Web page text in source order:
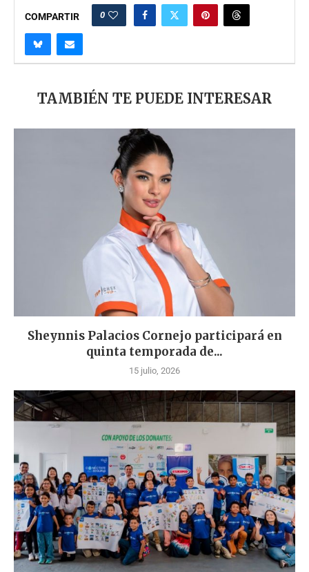
COMPARTIR 0
TAMBIÉN TE PUEDE INTERESAR
Sheynnis Palacios Cornejo participará en
quinta temporada de...
15 julio, 2026